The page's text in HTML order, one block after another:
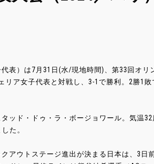
表）は7月31日(水/現地時間)、第33回オ
リア女子代表と対戦し、3-1で勝利。2勝1
ッド・ドゥ・ラ・ボージョワール。気温
た。
アウトステージ進出が決まる日本は、3日